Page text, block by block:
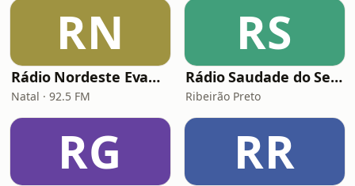
RN
Rádio Nordeste Evangélica
Natal · 92.5 FM
RS
Rádio Saudade do Sertão
Ribeirão Preto
RG RR